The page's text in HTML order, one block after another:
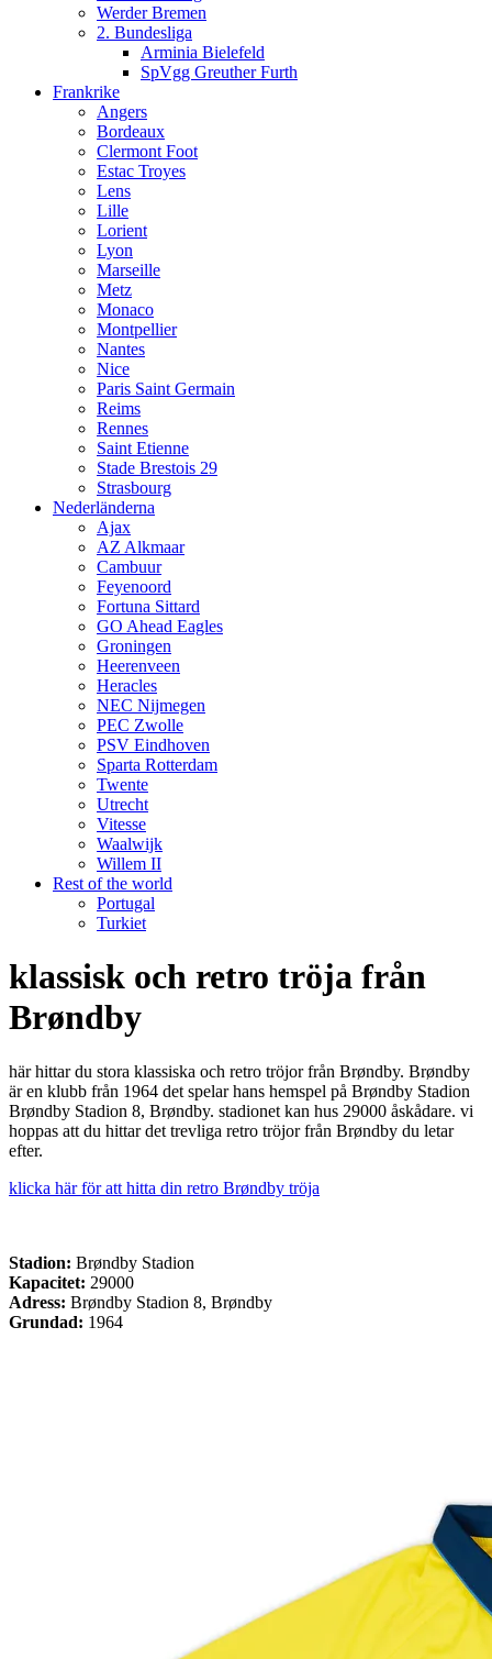
Werder Bremen
2. Bundesliga
Arminia Bielefeld
SpVgg Greuther Furth
Frankrike
Angers
Bordeaux
Clermont Foot
Estac Troyes
Lens
Lille
Lorient
Lyon
Marseille
Metz
Monaco
Montpellier
Nantes
Nice
Paris Saint Germain
Reims
Rennes
Saint Etienne
Stade Brestois 29
Strasbourg
Nederländerna
Ajax
AZ Alkmaar
Cambuur
Feyenoord
Fortuna Sittard
GO Ahead Eagles
Groningen
Heerenveen
Heracles
NEC Nijmegen
PEC Zwolle
PSV Eindhoven
Sparta Rotterdam
Twente
Utrecht
Vitesse
Waalwijk
Willem II
Rest of the world
Portugal
Turkiet
klassisk och retro tröja från
Brøndby
här hittar du stora klassiska och retro tröjor från Brøndby. Brøndby
är en klubb från 1964 det spelar hans hemspel på Brøndby Stadion
Brøndby Stadion 8, Brøndby. stadionet kan hus 29000 åskådare. vi
hoppas att du hittar det trevliga retro tröjor från Brøndby du letar
efter.
klicka här för att hitta din retro Brøndby tröja
Stadion: Brøndby Stadion
Kapacitet: 29000
Adress: Brøndby Stadion 8, Brøndby
Grundad: 1964